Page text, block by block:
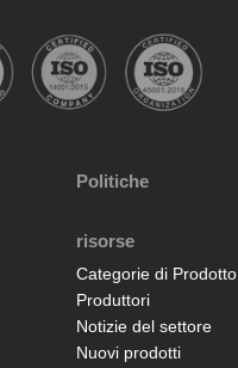
Politiche
risorse
Categorie di Prodotto
Produttori
Notizie del settore
Nuovi prodotti